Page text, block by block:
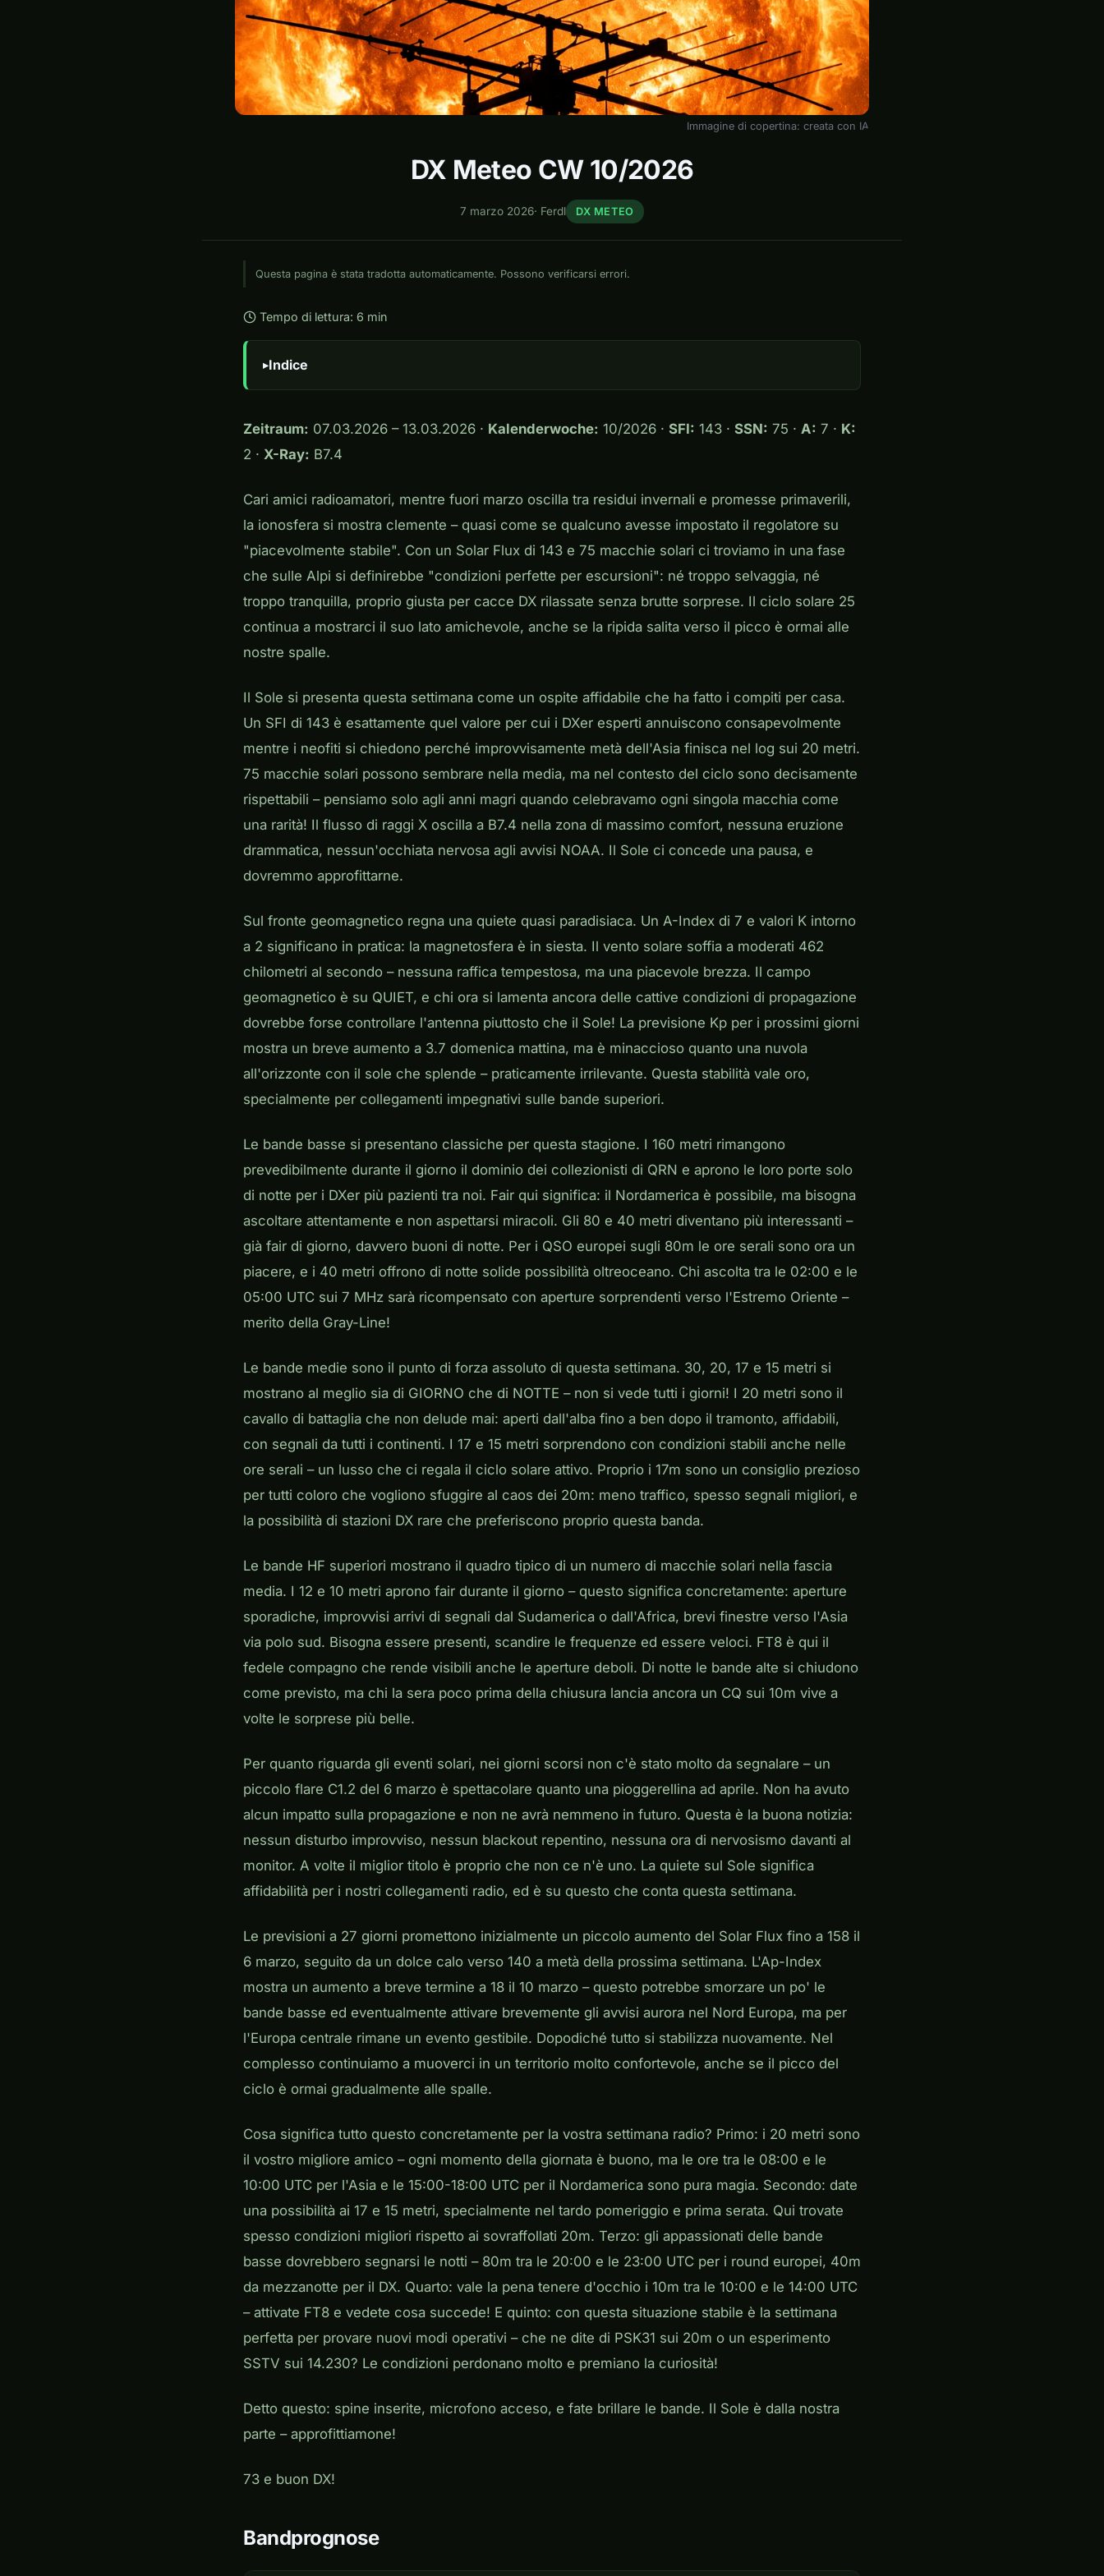
Immagine di copertina: creata con IA
DX Meteo CW 10/2026
7 marzo 2026· Ferdl DX METEO
Questa pagina è stata tradotta automaticamente. Possono verificarsi errori.
Tempo di lettura: 6 min
Indice
Zeitraum: 07.03.2026 – 13.03.2026 · Kalenderwoche: 10/2026 · SFI: 143 · SSN: 75 · A: 7 · K:
2 · X-Ray: B7.4
Cari amici radioamatori, mentre fuori marzo oscilla tra residui invernali e promesse primaverili,
la ionosfera si mostra clemente – quasi come se qualcuno avesse impostato il regolatore su
"piacevolmente stabile". Con un Solar Flux di 143 e 75 macchie solari ci troviamo in una fase
che sulle Alpi si definirebbe "condizioni perfette per escursioni": né troppo selvaggia, né
troppo tranquilla, proprio giusta per cacce DX rilassate senza brutte sorprese. Il ciclo solare 25
continua a mostrarci il suo lato amichevole, anche se la ripida salita verso il picco è ormai alle
nostre spalle.
Il Sole si presenta questa settimana come un ospite affidabile che ha fatto i compiti per casa.
Un SFI di 143 è esattamente quel valore per cui i DXer esperti annuiscono consapevolmente
mentre i neofiti si chiedono perché improvvisamente metà dell'Asia finisca nel log sui 20 metri.
75 macchie solari possono sembrare nella media, ma nel contesto del ciclo sono decisamente
rispettabili – pensiamo solo agli anni magri quando celebravamo ogni singola macchia come
una rarità! Il flusso di raggi X oscilla a B7.4 nella zona di massimo comfort, nessuna eruzione
drammatica, nessun'occhiata nervosa agli avvisi NOAA. Il Sole ci concede una pausa, e
dovremmo approfittarne.
Sul fronte geomagnetico regna una quiete quasi paradisiaca. Un A-Index di 7 e valori K intorno
a 2 significano in pratica: la magnetosfera è in siesta. Il vento solare soffia a moderati 462
chilometri al secondo – nessuna raffica tempestosa, ma una piacevole brezza. Il campo
geomagnetico è su QUIET, e chi ora si lamenta ancora delle cattive condizioni di propagazione
dovrebbe forse controllare l'antenna piuttosto che il Sole! La previsione Kp per i prossimi giorni
mostra un breve aumento a 3.7 domenica mattina, ma è minaccioso quanto una nuvola
all'orizzonte con il sole che splende – praticamente irrilevante. Questa stabilità vale oro,
specialmente per collegamenti impegnativi sulle bande superiori.
Le bande basse si presentano classiche per questa stagione. I 160 metri rimangono
prevedibilmente durante il giorno il dominio dei collezionisti di QRN e aprono le loro porte solo
di notte per i DXer più pazienti tra noi. Fair qui significa: il Nordamerica è possibile, ma bisogna
ascoltare attentamente e non aspettarsi miracoli. Gli 80 e 40 metri diventano più interessanti –
già fair di giorno, davvero buoni di notte. Per i QSO europei sugli 80m le ore serali sono ora un
piacere, e i 40 metri offrono di notte solide possibilità oltreoceano. Chi ascolta tra le 02:00 e le
05:00 UTC sui 7 MHz sarà ricompensato con aperture sorprendenti verso l'Estremo Oriente –
merito della Gray-Line!
Le bande medie sono il punto di forza assoluto di questa settimana. 30, 20, 17 e 15 metri si
mostrano al meglio sia di GIORNO che di NOTTE – non si vede tutti i giorni! I 20 metri sono il
cavallo di battaglia che non delude mai: aperti dall'alba fino a ben dopo il tramonto, affidabili,
con segnali da tutti i continenti. I 17 e 15 metri sorprendono con condizioni stabili anche nelle
ore serali – un lusso che ci regala il ciclo solare attivo. Proprio i 17m sono un consiglio prezioso
per tutti coloro che vogliono sfuggire al caos dei 20m: meno traffico, spesso segnali migliori, e
la possibilità di stazioni DX rare che preferiscono proprio questa banda.
Le bande HF superiori mostrano il quadro tipico di un numero di macchie solari nella fascia
media. I 12 e 10 metri aprono fair durante il giorno – questo significa concretamente: aperture
sporadiche, improvvisi arrivi di segnali dal Sudamerica o dall'Africa, brevi finestre verso l'Asia
via polo sud. Bisogna essere presenti, scandire le frequenze ed essere veloci. FT8 è qui il
fedele compagno che rende visibili anche le aperture deboli. Di notte le bande alte si chiudono
come previsto, ma chi la sera poco prima della chiusura lancia ancora un CQ sui 10m vive a
volte le sorprese più belle.
Per quanto riguarda gli eventi solari, nei giorni scorsi non c'è stato molto da segnalare – un
piccolo flare C1.2 del 6 marzo è spettacolare quanto una pioggerellina ad aprile. Non ha avuto
alcun impatto sulla propagazione e non ne avrà nemmeno in futuro. Questa è la buona notizia:
nessun disturbo improvviso, nessun blackout repentino, nessuna ora di nervosismo davanti al
monitor. A volte il miglior titolo è proprio che non ce n'è uno. La quiete sul Sole significa
affidabilità per i nostri collegamenti radio, ed è su questo che conta questa settimana.
Le previsioni a 27 giorni promettono inizialmente un piccolo aumento del Solar Flux fino a 158 il
6 marzo, seguito da un dolce calo verso 140 a metà della prossima settimana. L'Ap-Index
mostra un aumento a breve termine a 18 il 10 marzo – questo potrebbe smorzare un po' le
bande basse ed eventualmente attivare brevemente gli avvisi aurora nel Nord Europa, ma per
l'Europa centrale rimane un evento gestibile. Dopodiché tutto si stabilizza nuovamente. Nel
complesso continuiamo a muoverci in un territorio molto confortevole, anche se il picco del
ciclo è ormai gradualmente alle spalle.
Cosa significa tutto questo concretamente per la vostra settimana radio? Primo: i 20 metri sono
il vostro migliore amico – ogni momento della giornata è buono, ma le ore tra le 08:00 e le
10:00 UTC per l'Asia e le 15:00-18:00 UTC per il Nordamerica sono pura magia. Secondo: date
una possibilità ai 17 e 15 metri, specialmente nel tardo pomeriggio e prima serata. Qui trovate
spesso condizioni migliori rispetto ai sovraffollati 20m. Terzo: gli appassionati delle bande
basse dovrebbero segnarsi le notti – 80m tra le 20:00 e le 23:00 UTC per i round europei, 40m
da mezzanotte per il DX. Quarto: vale la pena tenere d'occhio i 10m tra le 10:00 e le 14:00 UTC
– attivate FT8 e vedete cosa succede! E quinto: con questa situazione stabile è la settimana
perfetta per provare nuovi modi operativi – che ne dite di PSK31 sui 20m o un esperimento
SSTV sui 14.230? Le condizioni perdonano molto e premiano la curiosità!
Detto questo: spine inserite, microfono acceso, e fate brillare le bande. Il Sole è dalla nostra
parte – approfittiamone!
73 e buon DX!
Bandprognose